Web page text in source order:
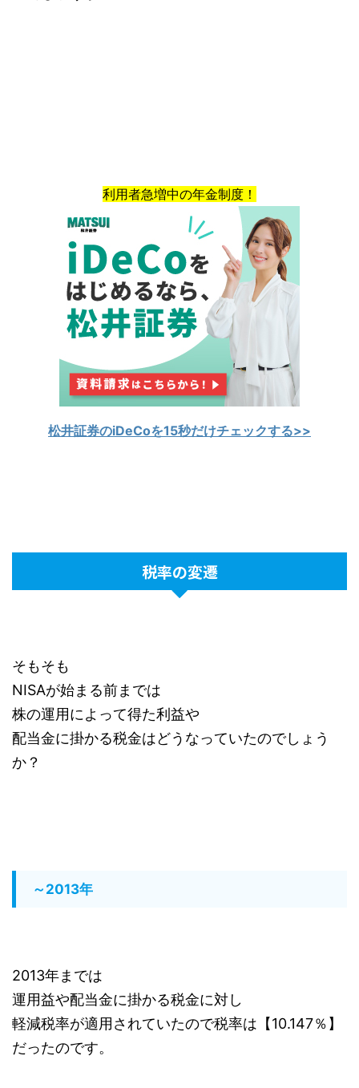
利用者急増中の年金制度！
松井証券のiDeCoを15秒だけチェックする>>
税率の変遷
そもそも
NISAが始まる前までは
株の運用によって得た利益や
配当金に掛かる税金はどうなっていたのでしょう
か？
～2013年
2013年までは
運用益や配当金に掛かる税金に対し
軽減税率が適用されていたので税率は【10.147％】
だったのです。